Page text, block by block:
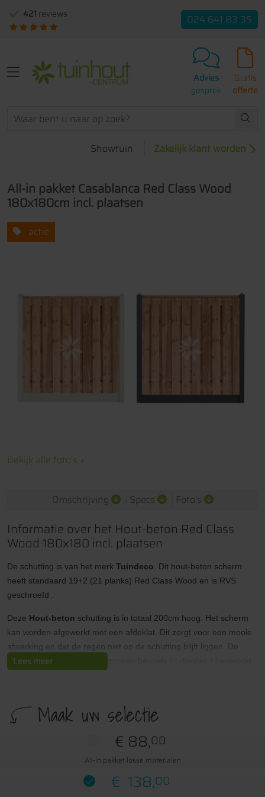
421 reviews 024 641 83 35
Advies
gesprek
Gratis
offerte
Showtuin Zakelijk klant worden
All-in pakket Casablanca Red Class Wood
180x180cm incl. plaatsen
actie
Bekijk alle foto's +
Omschrijving Specs Foto's
Lees meer
Informatie over het Hout-beton Red Class
Wood 180x180 incl. plaatsen
De schutting is van het merk Tuindeco . Dit hout-beton scherm
heeft standaard 19+2 (21 planks) Red Class Wood en is RVS
geschroefd .
Deze Hout-beton schutting is in totaal 200cm hoog. Het scherm
kan worden afgewerkt met een afdeklat. Dit zorgt voor een mooie
afwerking en dat de regen niet op de schutting blijft liggen. De
schutting word met geelverzonken beugels ( L-beslag ) bevestigd
De betonpalen witgrijs, antraciet en gecoat zijn aan 4 zijden glad.
een ronde kop. De betonnen onderplaten zijn ook gewapend en
om altijd extra snelbetononder bij de palen te
Maak uw selectie
€ 88,00
All-in pakket losse materialen
€ 138,00